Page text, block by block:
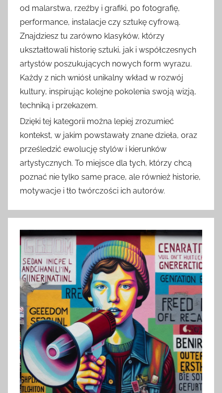
od malarstwa, rzeźby i grafiki, po fotografię,
performance, instalacje czy sztukę cyfrową.
Znajdziesz tu zarówno klasyków, którzy
ukształtowali historię sztuki, jak i współczesnych
artystów poszukujących nowych form wyrazu.
Każdy z nich wniósł unikalny wkład w rozwój
kultury, inspirując kolejne pokolenia swoją wizją,
techniką i przekazem.
Dzięki tej kategorii można lepiej zrozumieć
kontekst, w jakim powstawały znane dzieła, oraz
prześledzić ewolucję stylów i kierunków
artystycznych. To miejsce dla tych, którzy chcą
poznać nie tylko same prace, ale również historie,
motywacje i tło twórczości ich autorów.